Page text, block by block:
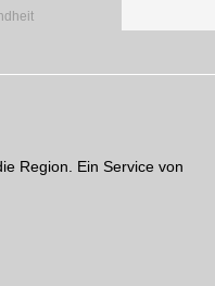
Region. Ein Service von